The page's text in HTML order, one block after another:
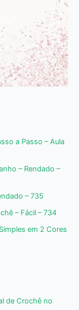
a Passo – Aula
– Rendado –
– 735
– Fácil – 734
em 2 Cores
de Crochê no